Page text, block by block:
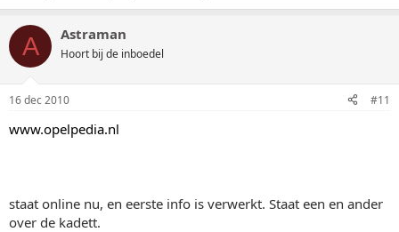
A Astraman
Hoort bij de inboedel
16 dec 2010 #11
www.opelpedia.nl
staat online nu, en eerste info is verwerkt. Staat een en ander
over de kadett.